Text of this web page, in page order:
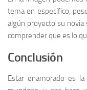
tema en específico,
algún proyecto su
comprender que es lo
Conclusión
Estar enamorado es